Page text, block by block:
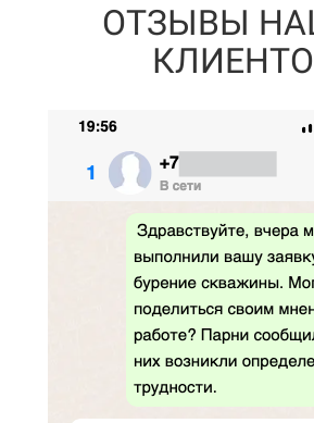
ОТЗЫВЫ